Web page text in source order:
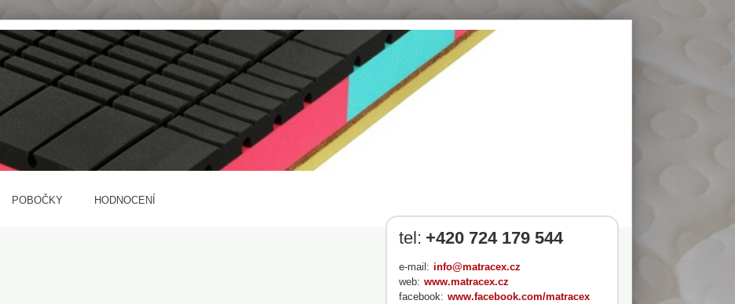
POBOČKY HODNOCENÍ
tel: +420 724 179 544
e-mail: info@matracex.cz
web: www.matracex.cz
facebook: www.facebook.com/matracex